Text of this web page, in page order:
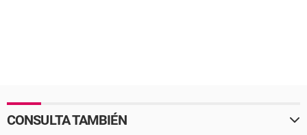
CONSULTA TAMBIÉN